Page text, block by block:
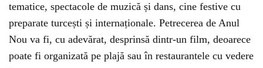
tematice, spectacole de muzică și dans, cine festive cu
preparate turcești și internaționale. Petrecerea de Anul
Nou va fi, cu adevărat, desprinsă dintr-un film, deoarece
poate fi organizată pe plajă sau în restaurantele cu vedere